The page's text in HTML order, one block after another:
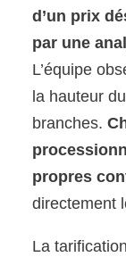
d’un prix
par une
L’équipe
la hauteur
branches.
propres
directement
La